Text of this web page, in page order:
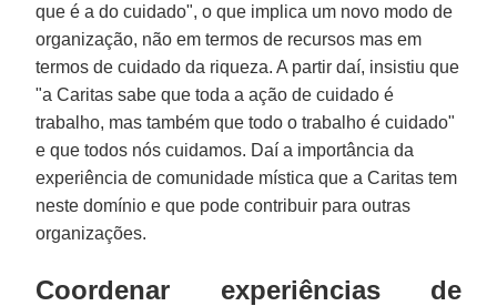
que é a do cuidado", o que implica um novo modo de
organização, não em termos de recursos mas em
termos de cuidado da riqueza. A partir daí, insistiu que
"a Caritas sabe que toda a ação de cuidado é
trabalho, mas também que todo o trabalho é cuidado"
e que todos nós cuidamos. Daí a importância da
experiência de comunidade mística que a Caritas tem
neste domínio e que pode contribuir para outras
organizações.
Coordenar experiências de